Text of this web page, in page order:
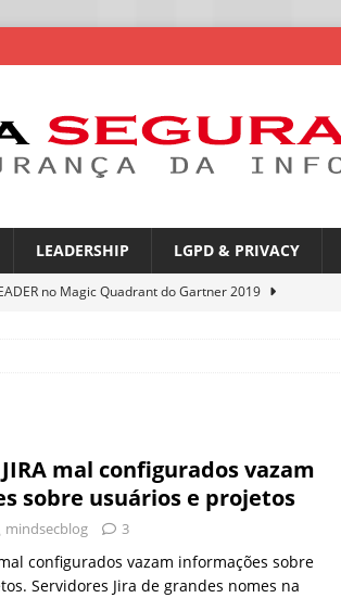
LEADERSHIP LGPD & PRIVACY
no Magic Quadrant do Gartner 2019
privacidade ou novas oportunidades de golpes
90% dos brasileiros no trabalho
NOTÍCIAS
e o fim da nossa zona de conforto
mal configurados vazam
sobre usuários e projetos
mindsecblog 3
configurados vazam informações sobre
Servidores Jira de grandes nomes na